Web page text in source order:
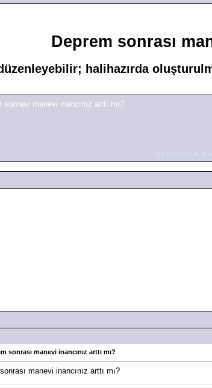
Deprem sonrası
halihazırda
sonrası manevi inancınız arttı mı?
sonrası manevi inancınız arttı mı?
manevi inancınız arttı mı?